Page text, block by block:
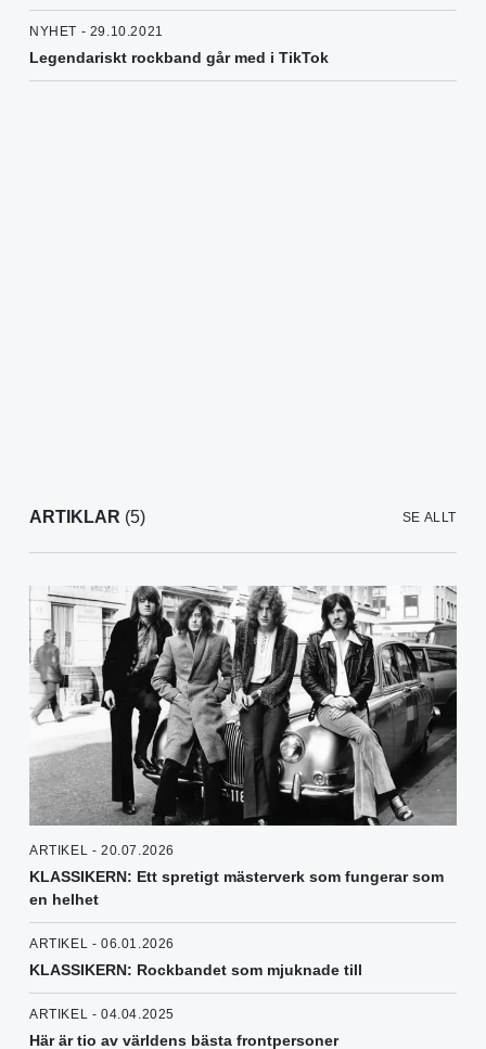
NYHET - 29.10.2021
Legendariskt rockband går med i TikTok
ARTIKLAR (5) SE ALLT
ARTIKEL - 20.07.2026
KLASSIKERN: Ett spretigt mästerverk som fungerar som
en helhet
ARTIKEL - 06.01.2026
KLASSIKERN: Rockbandet som mjuknade till
ARTIKEL - 04.04.2025
Här är tio av världens bästa frontpersoner